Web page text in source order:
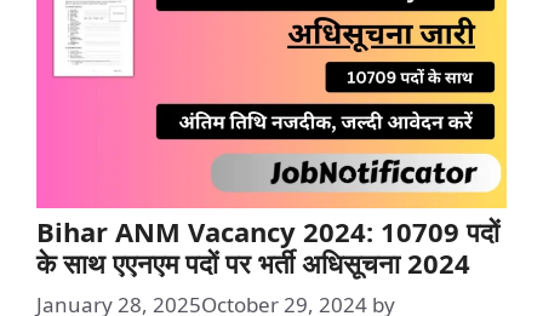
Bihar ANM Vacancy 2024: 10709 पदों
के साथ एएनएम पदों पर भर्ती अधिसूचना 2024
January 28, 2025October 29, 2024 by